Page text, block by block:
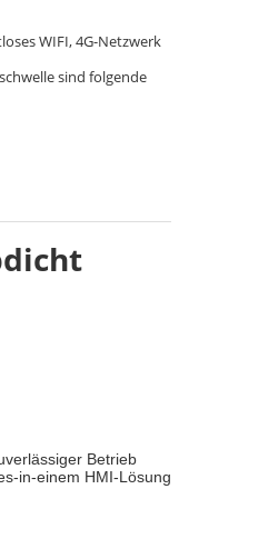
WIFI, 4G-Netzwerk
sind folgende
Betrieb
in-einem HMI-Lösung